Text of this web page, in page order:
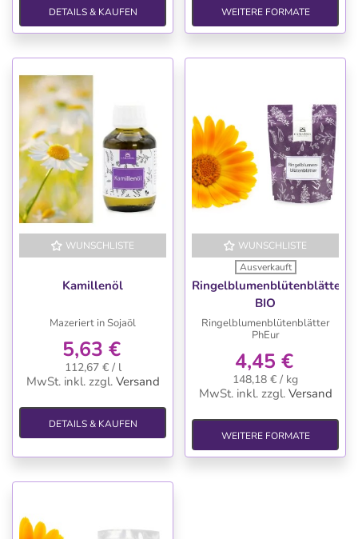
DETAILS & KAUFEN WEITERE FORMATE
WUNSCHLISTE
Kamillenöl
Mazeriert in Sojaöl
5,63 €
112,67 € / l
MwSt. inkl. zzgl. Versand
DETAILS & KAUFEN
WUNSCHLISTE
Ausverkauft
Ringelblumenblütenblätter
BIO
Ringelblumenblütenblätter
PhEur
4,45 €
148,18 € / kg
MwSt. inkl. zzgl. Versand
WEITERE FORMATE